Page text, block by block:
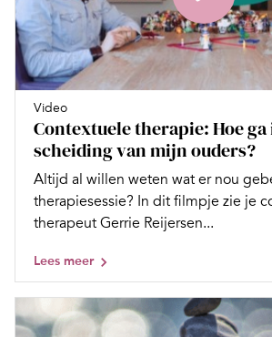
Video
Contextuele therapie: Hoe
scheiding van mijn ouders?
Altijd al willen weten wat er nou
therapiesessie? In dit filmpje zie je
therapeut Gerrie Reijersen...
Lees meer